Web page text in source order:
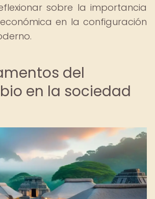
sobre la importancia
en la configuración
del
en la sociedad